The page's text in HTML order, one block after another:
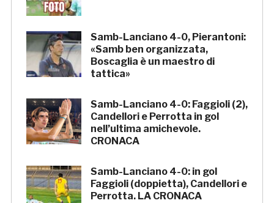
Samb-Lanciano 4-0, Pierantoni:
«Samb ben organizzata,
Boscaglia è un maestro di
tattica»
Samb-Lanciano 4-0: Faggioli (2),
Candellori e Perrotta in gol
nell’ultima amichevole.
CRONACA
Samb-Lanciano 4-0: in gol
Faggioli (doppietta), Candellori e
Perrotta. LA CRONACA